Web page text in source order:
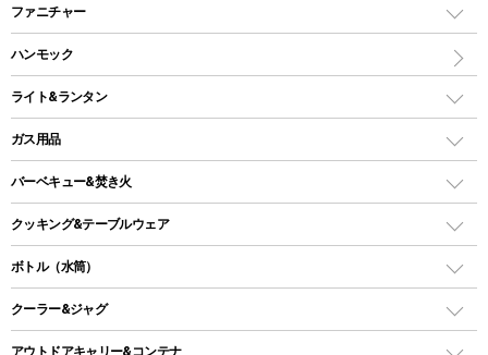
ワンポールテント
シェルターテント
ロッジ型・オリジナルテント
タープ
スクエアタープ（レクタタープ）
メッシュタープ
自立式タープ
インナーシュラフ
キャンピングベッド・コット
インフレータブルマット
ファニチャー
アウトドアテーブル
レジャーシート
ハンモック
ライト&ランタン
LEDランタン
ガスランタン
オイルランタン
LEDライト
ヘッドライト
キャンドル
ガス用品
ガスバーナー
ガス缶
ガストーチ、ライター
バーベキュー&焚き火
バーベキューコンロ、グリル
焚き火台タイプ（ロースタイル）グリル
卓上タイプグリル
パーティータイプグリル
クッキング&テーブルウェア
ダッチオーブン
ホットサンドメーカー
ボトル（水筒）
ステンレスボトル
クーラー&ジャグ
クーラーボックス
アウトドアキャリー&コンテナ